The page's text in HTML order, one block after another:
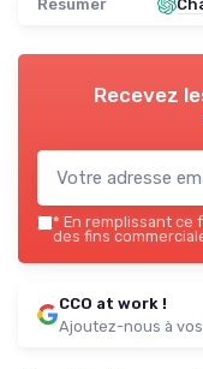
Résumer
Recevez
* En remplissant ce
des fins
CCO at work !
Ajoutez-nous à